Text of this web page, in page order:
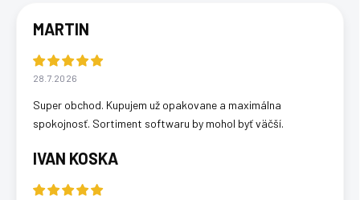
MARTIN
28.7.2026
Super obchod. Kupujem už opakovane a maximálna
spokojnosť. Sortiment softwaru by mohol byť väčší.
IVAN KOSKA